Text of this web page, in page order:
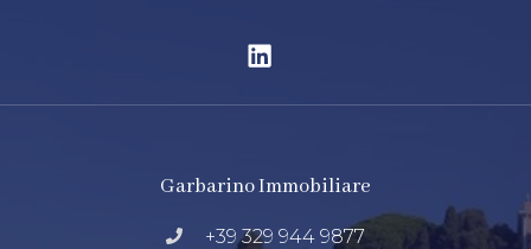
Garbarino Immobiliare
+39 329 944 9877